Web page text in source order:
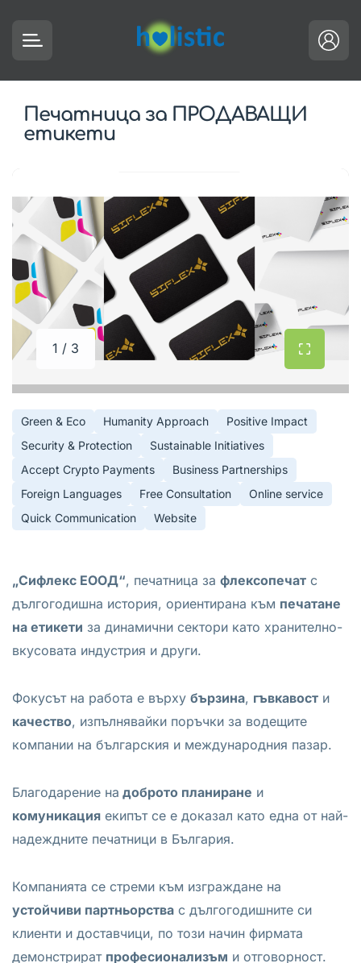
Печатница за ПРОДАВАЩИ
етикети
1 / 3
Green & Eco Humanity Approach
Positive Impact
Security & Protection
Sustainable Initiatives
Accept Crypto Payments
Business Partnerships
Foreign Languages
Free Consultation
Online service
Quick Communication
Website
„Сифлекс ЕООД“, печатница за флексопечат с
дългогодишна история, ориентирана към печатане
на етикети за динамични сектори като хранително-
вкусовата индустрия и други.
Фокусът на работа е върху бързина, гъвкавост и
качество, изпълнявайки поръчки за водещите
компании на българския и международния пазар.
Благодарение на доброто планиране и
комуникация екипът се е доказал като една от най-
надеждните печатници в България.
Компанията се стреми към изграждане на
устойчиви партньорства с дългогодишните си
клиенти и доставчици, по този начин фирмата
демонстрират професионализъм и отговорност.